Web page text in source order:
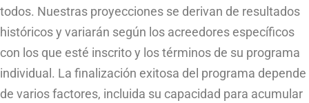
todos. Nuestras proyecciones se derivan de resultados
históricos y variarán según los acreedores específicos
con los que esté inscrito y los términos de su programa
individual. La finalización exitosa del programa depende
de varios factores, incluida su capacidad para acumular